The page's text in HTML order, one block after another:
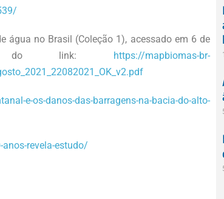
água no Brasil (Coleção 1), acessado em 6 de
do link:
https://mapbiomas-br-
e-os-danos-das-barragens-na-bacia-do-alto-
revela-estudo/